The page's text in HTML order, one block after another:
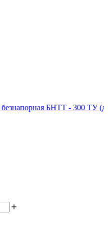
безнапорная БНТТ - 300 ТУ